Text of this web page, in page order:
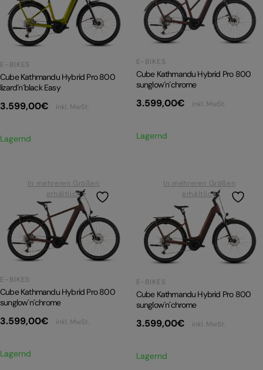
E-BIKES
Cube Kathmandu Hybrid Pro 800
lizard´n´black Easy
3.599,00€ inkl. MwSt.
Lagernd
E-BIKES
Cube Kathmandu Hybrid Pro 800
sunglow´n´chrome
3.599,00€ inkl. MwSt.
Lagernd
In mehreren Größen
erhältlich
E-BIKES
Cube Kathmandu Hybrid Pro 800
sunglow´n´chrome
3.599,00€ inkl. MwSt.
Lagernd
In mehreren Größen
erhältlich
E-BIKES
Cube Kathmandu Hybrid Pro 800
sunglow´n´chrome
3.599,00€ inkl. MwSt.
Lagernd